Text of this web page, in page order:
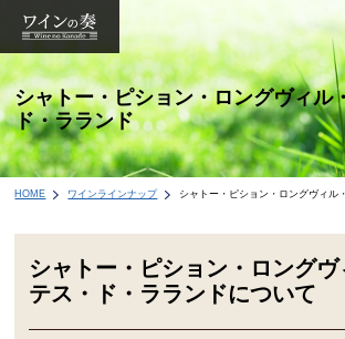
シャトー・ピション・ロングヴィル
ド・ラランド
HOME ワインラインナップ シャトー・ピション・ロングヴィル
シャトー・ピション・ロングヴ
テス・ド・ラランドについて